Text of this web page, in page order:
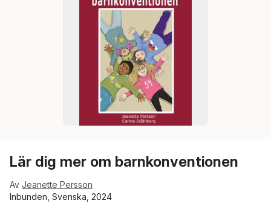
Lär dig mer om barnkonventionen
Av Jeanette Persson
Inbunden, Svenska, 2024